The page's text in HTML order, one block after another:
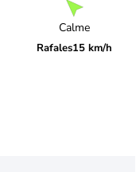
Calme
Rafales15 km/h